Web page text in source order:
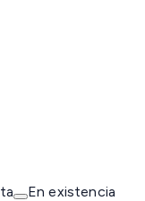
En existencia